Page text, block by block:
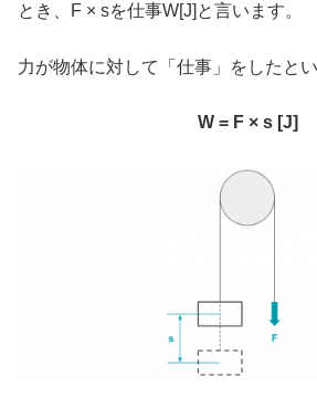
とき、F × sを仕事W[J]と言います。
力が物体に対して「仕事」をしたとい
W = F × s [J]